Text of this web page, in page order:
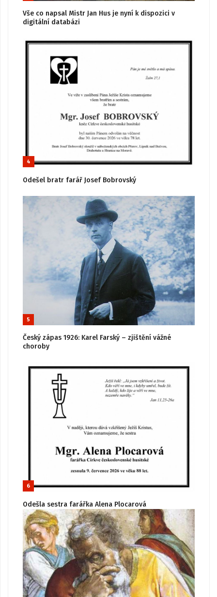
Vše co napsal Mistr Jan Hus je nyní k dispozici v
digitální databázi
4
Odešel bratr farář Josef Bobrovský
5
Český zápas 1926: Karel Farský – zjištění vážné
choroby
6
Odešla sestra farářka Alena Plocarová